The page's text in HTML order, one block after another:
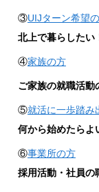
③UIJターン希望
北上で暮らしたい
④家族の方
ご家族の就職活動
⑤就活に一歩踏み
何から始めたらよ
⑥事業所の方
採用活動・社員の